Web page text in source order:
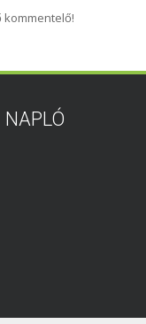
kommentelő!
NAPLÓ